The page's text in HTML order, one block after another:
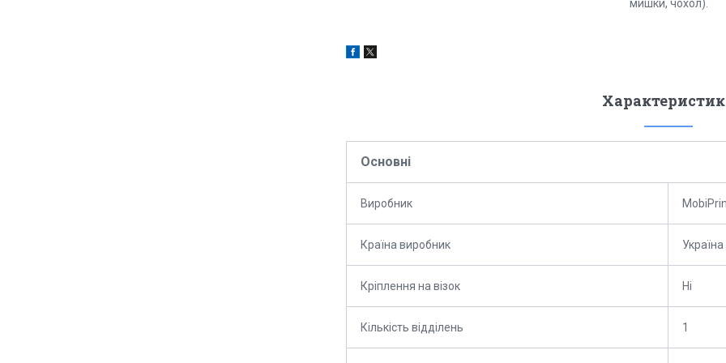
мишки, чохол).
Основні
Виробник
Країна виробник Україна
Кріплення на візок Ні
Кількість відділень 1